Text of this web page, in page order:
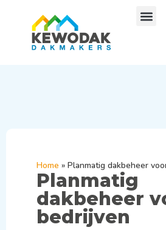
Home » Planmatig dakbeheer
Planmatig
dakbeheer
bedrijven